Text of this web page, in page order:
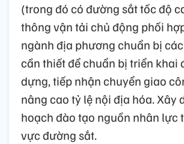
(trong đó có đường sắt tốc độ
thông vận tải chủ động phối
ngành địa phương chuẩn bị
cần thiết để chuẩn bị triển khai
dựng, tiếp nhận chuyển giao
nâng cao tỷ lệ nội địa hóa. Xây
hoạch đào tạo nguồn nhân lực
vực đường sắt.